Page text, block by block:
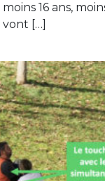
16 ans,
vont […]